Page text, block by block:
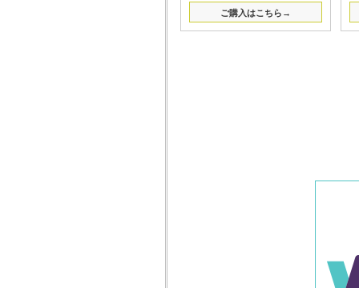
ご購入はこちら→